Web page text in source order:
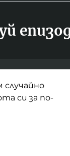
случайно
си за по-